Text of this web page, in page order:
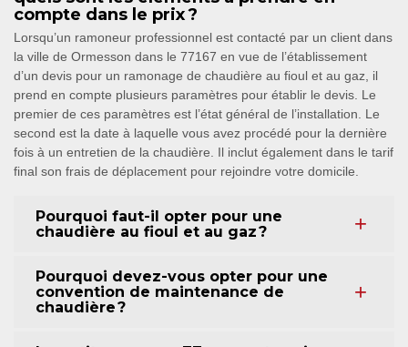
compte dans le prix ?
Lorsqu’un ramoneur professionnel est contacté par un client dans
la ville de Ormesson dans le 77167 en vue de l’établissement
d’un devis pour un ramonage de chaudière au fioul et au gaz, il
prend en compte plusieurs paramètres pour établir le devis. Le
premier de ces paramètres est l’état général de l’installation. Le
second est la date à laquelle vous avez procédé pour la dernière
fois à un entretien de la chaudière. Il inclut également dans le tarif
final son frais de déplacement pour rejoindre votre domicile.
Pourquoi faut-il opter pour une
chaudière au fioul et au gaz ?
Pourquoi devez-vous opter pour une
convention de maintenance de
chaudière ?